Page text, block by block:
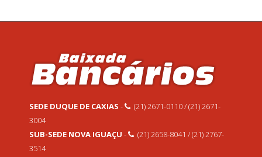
SEDE DUQUE DE CAXIAS -
(21) 2671-0110 / (21) 2671-
3004
SUB-SEDE NOVA IGUAÇU -
(21) 2658-8041 / (21) 2767-
3514